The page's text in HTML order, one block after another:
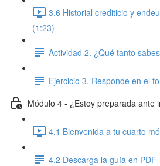
3.6 Historial crediticio y
(1:23)
Actividad 2. ¿Qué tanto
Ejercicio 3. Responde en el
Módulo 4 - ¿Estoy preparada ante
4.1 Bienvenida a tu cuarto
4.2 Descarga la guía en PDF